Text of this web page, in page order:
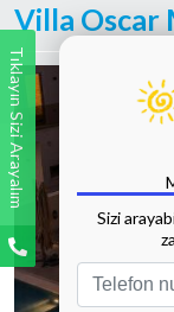
Villa Oscar
Tıklayın Sizi Arayalım
Sizi